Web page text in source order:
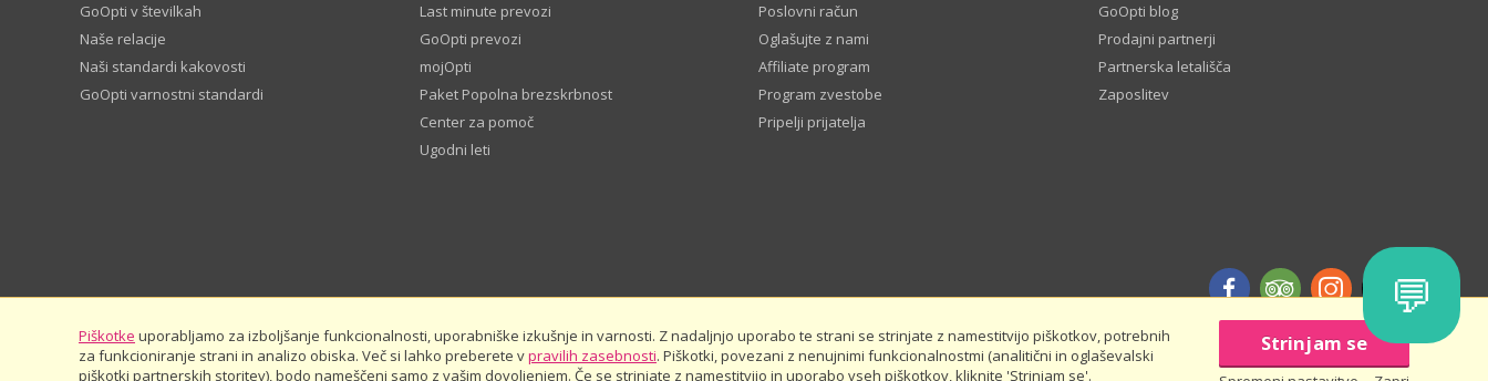
Piškotke uporabljamo za izboljšanje funkcionalnosti, uporabniške izkušnje in varnosti. Z nadaljnjo uporabo te strani se strinjate z namestitvijo piškotkov, potrebnih
za funkcioniranje strani in analizo obiska. Več si lahko preberete vpravilih zasebnosti. Piškotki, povezani z nenujnimi funkcionalnostmi (analitični in oglaševalski
piškotki partnerskih storitev), bodo nameščeni samo z vašim dovoljenjem. Če se strinjate z namestitvijo in uporabo vseh piškotkov, kliknite 'Strinjam se'.
Strinjam se
GoOpti v številkah
Naše relacije
Naši standardi kakovosti
GoOpti varnostni standardi
Last minute prevozi
GoOpti prevozi
mojOpti
Paket Popolna brezskrbnost
Center za pomoč
Ugodni leti
Poslovni račun
Oglašujte z nami
Affiliate program
Program zvestobe
Pripelji prijatelja
GoOpti blog
Prodajni partnerji
Partnerska letališča
Zaposlitev
© 2026 GoOpti International Splošni pogoji Pravila zasebnosti Javna finančna sredstva Oceni nas in prihrani - pravila in pogoji Rezerviraj vnaprej - pravila in pogoji
💬